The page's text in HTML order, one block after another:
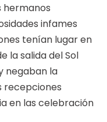
hermanos
infames
tenían lugar en
la salida del Sol
negaban la
recepciones
en las celebración